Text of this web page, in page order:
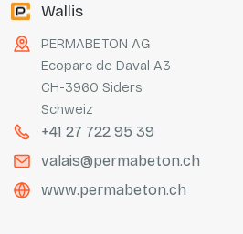
Wallis
PERMABETON AG
Ecoparc de Daval A3
CH-3960 Siders
Schweiz
+41 27 722 95 39
valais@permabeton.ch
www.permabeton.ch